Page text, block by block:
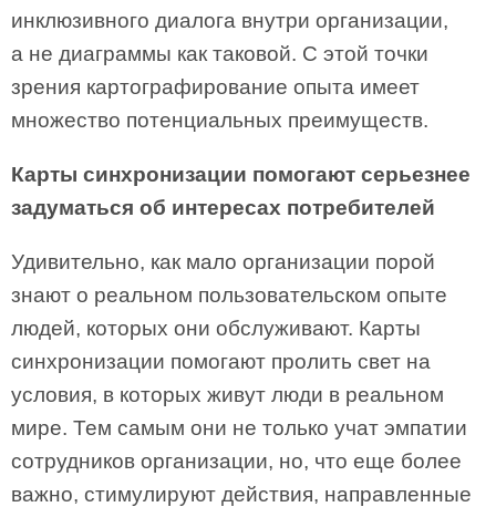
инклюзивного диалога внутри организации,
а не диаграммы как таковой. С этой точки
зрения картографирование опыта имеет
множество потенциальных преимуществ.
Карты синхронизации помогают серьезнее
задуматься об интересах потребителей
Удивительно, как мало организации порой
знают о реальном пользовательском опыте
людей, которых они обслуживают. Карты
синхронизации помогают пролить свет на
условия, в которых живут люди в реальном
мире. Тем самым они не только учат эмпатии
сотрудников организации, но, что еще более
важно, стимулируют действия, направленные